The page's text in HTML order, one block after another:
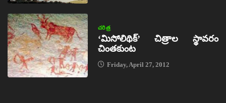
చరిత్ర
‘మిసోలిథిక్‌’ చిత్రాల స్థావరం
చింతకుంట
Friday, April 27, 2012